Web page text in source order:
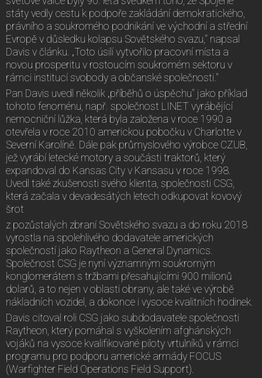
státy vedly cestu k podpoře zakládání demokratického,
právního a soukromého podnikání ve východní a střední
Evropě v důsledku kolapsu Sovětského svazu," napsal
Davis v článku. „Toto úsilí vytvořilo pracovní místa a
novou prosperitu v rostoucím soukromém sektoru v
rámci institucí svobody a občanské společnosti."
Pan Davis uvedl několik „příběhů o úspěchu" jako příklad
tohoto fenoménu, např. společnost LINET vyrábějící
nemocniční lůžka, která byla založena v roce 1990 a
otevřela v roce 2010 americkou pobočku v Charlotte v
Severní Karolíně. Dále pak průmyslového výrobce CZUB,
jež vyrábí letecké motory a součásti traktorů, který
expandoval do Kansas City v Kansasu v roce 1998.
Uvedl také zkušenosti svého klienta, společnosti CSG,
která začala v devadesátých letech odkupovat kovový
šrot
z pozůstalých zbraní Sovětského svazu a do roku 2018
vyrostla na spolehlivého dodavatele amerických
společností jako Raytheon a General Dynamics.
Společnost CSG je nyní významným soukromým
konglomerátem s tržbami přesahujícími 900 milionů
dolarů, a to nejen v oblasti obrany, ale také ve výrobě
nákladních vozidel, a dokonce i vysoce kvalitních hodinek.
Davis citoval roli CSG jako subdodavatele společnosti
Raytheon, který pomáhal s vyškolením afghánských
vojáků na vysoce kvalifikované piloty vrtulníků v rámci
programu pro podporu americké armády FOCUS
(Warfighter Field Operations Field Support).